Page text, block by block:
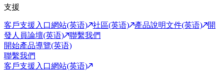
支援
客戶支援入口網站(英语) 社區(英语) 產品說明文件(英语)
開
發人員論壇(英语)
聯繫我們
開始產品導覽(英语)
聯繫我們
客戶支援入口網站(英语)